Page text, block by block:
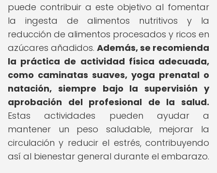
puede contribuir a este objetivo al fomentar
la ingesta de alimentos nutritivos y la
reducción de alimentos procesados y ricos en
azúcares añadidos. Además, se recomienda
la práctica de actividad física adecuada,
como caminatas suaves, yoga prenatal o
natación, siempre bajo la supervisión y
aprobación del profesional de la salud.
Estas actividades pueden ayudar a
mantener un peso saludable, mejorar la
circulación y reducir el estrés, contribuyendo
así al bienestar general durante el embarazo.